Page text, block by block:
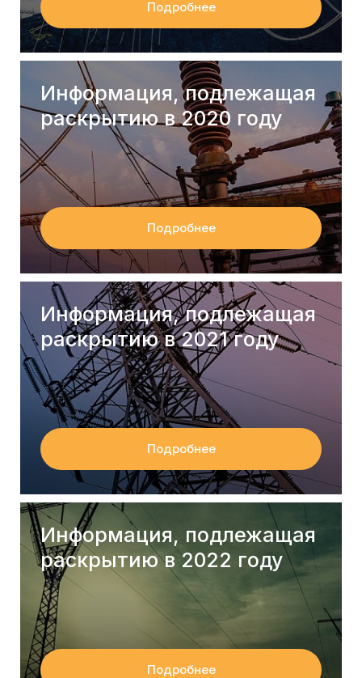
Подробнее
Информация, подлежащая
раскрытию в 2020 году
Подробнее
Информация, подлежащая
раскрытию в 2021 году
Подробнее
Информация, подлежащая
раскрытию в 2022 году
Подробнее